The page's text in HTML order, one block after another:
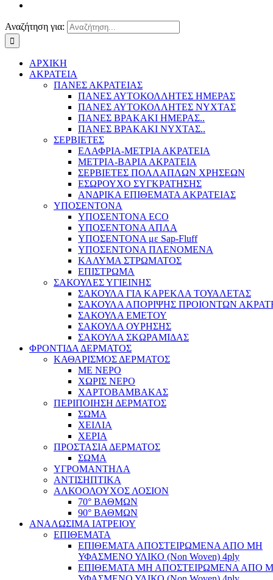
Αναζήτηση για:
ΑΡΧΙΚΗ
ΑΚΡΑΤΕΙΑ
ΠΑΝΕΣ ΑΚΡΑΤΕΙΑΣ
ΠΑΝΕΣ ΑΥΤΟΚΟΛΛΗΤΕΣ ΗΜΕΡΑΣ
ΠΑΝΕΣ ΑΥΤΟΚΟΛΛΗΤΕΣ ΝΥΧΤΑΣ
ΠΑΝΕΣ ΒΡΑΚΑΚΙ ΗΜΕΡΑΣ..
ΠΑΝΕΣ ΒΡΑΚΑΚΙ ΝΥΧΤΑΣ..
ΣΕΡΒΙΕΤΕΣ
ΕΛΑΦΡΙΑ-ΜΕΤΡΙΑ ΑΚΡΑΤΕΙΑ
ΜΕΤΡΙΑ-ΒΑΡΙΑ ΑΚΡΑΤΕΙΑ
ΣΕΡΒΙΕΤΕΣ ΠΟΛΛΑΠΛΩΝ ΧΡΗΣΕΩΝ
ΕΣΩΡΟΥΧΟ ΣΥΓΚΡΑΤΗΣΗΣ
ΑΝΔΡΙΚΑ ΕΠΙΘΕΜΑΤΑ ΑΚΡΑΤΕΙΑΣ
ΥΠΟΣΕΝΤΟΝΑ
ΥΠΟΣΕΝΤΟΝΑ ECO
ΥΠΟΣΕΝΤΟΝΑ ΑΠΛΑ
ΥΠΟΣΕΝΤΟΝΑ με Sap-Fluff
ΥΠΟΣΕΝΤΟΝΑ ΠΛΕΝΟΜΕΝΑ
ΚΑΛΥΜΑ ΣΤΡΩΜΑΤΟΣ
ΕΠΙΣΤΡΩΜΑ
ΣΑΚΟΥΛΕΣ ΥΓΙΕΙΝΗΣ
ΣΑΚΟΥΛΑ ΓΙΑ ΚΑΡΕΚΛΑ ΤΟΥΑΛΕΤΑΣ
ΣΑΚΟΥΛΑ ΑΠΟΡΙΨΗΣ ΠΡΟΙΟΝΤΩΝ
ΣΑΚΟΥΛΑ ΕΜΕΤΟΥ
ΣΑΚΟΥΛΑ ΟΥΡΗΣΗΣ
ΣΑΚΟΥΛΑ ΣΚΩΡΑΜΙΔΑΣ
ΦΡΟΝΤΙΔΑ ΔΕΡΜΑΤΟΣ
ΚΑΘΑΡΙΣΜΟΣ ΔΕΡΜΑΤΟΣ
ΜΕ ΝΕΡΟ
ΧΩΡΙΣ ΝΕΡΟ
ΧΑΡΤΟΒΑΜΒΑΚΑΣ
ΠΕΡΙΠΟΙΗΣΗ ΔΕΡΜΑΤΟΣ
ΣΩΜΑ
ΧΕΙΛΙΑ
ΧΕΡΙΑ
ΠΡΟΣΤΑΣΙΑ ΔΕΡΜΑΤΟΣ
ΣΩΜΑ
ΥΓΡΟΜΑΝΤΗΛΑ
ΑΝΤΙΣΗΠΤΙΚΑ
ΑΛΚΟΟΛΟΥΧΟΣ ΛΟΣΙΟΝ
70° ΒΑΘΜΩΝ
90° ΒΑΘΜΩΝ
ΑΝΑΛΩΣΙΜΑ ΙΑΤΡΕΙΟΥ
ΕΠΙΘΕΜΑΤΑ
ΕΠΙΘΕΜΑΤΑ ΑΠΟΣΤΕΙΡΩΜΕΝΑ ΑΠΟ ΜΗ
ΥΦΑΣΜΕΝΟ ΥΛΙΚΟ (Non Woven) 4ply
ΕΠΙΘΕΜΑΤΑ ΜΗ ΑΠΟΣΤΕΙΡΩΜΕΝΑ ΑΠΟ